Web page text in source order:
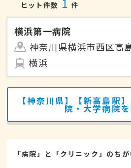
ヒット件数 件
横浜第一病院
神奈川県横浜市西区高
横浜
【神奈川県】【新高島駅
院・大学病院
「病院」と「クリニック」のち